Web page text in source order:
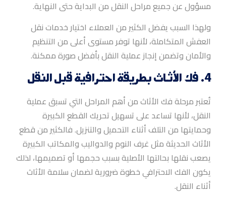
مسؤول عن جميع مراحل النقل من البداية حتى النهاية.
ولهذا السبب يفضل الكثير من العملاء اختيار خدمات نقل
العفش المتكاملة، لأنها توفر مستوى أعلى من التنظيم
والأمان وتضمن إنجاز عملية النقل بأفضل صورة ممكنة.
4. فك الأثاث بطريقة احترافية قبل النقل
تُعتبر مرحلة فك الأثاث من أهم المراحل التي تسبق عملية
النقل، لأنها تساعد على تسهيل تحريك القطع الكبيرة
وحمايتها من التلف أثناء التحميل والتنزيل. فالكثير من قطع
الأثاث الحديثة مثل غرف النوم والدواليب والمكاتب الكبيرة
يصعب نقلها بحالتها الأصلية بسبب حجمها أو تصميمها، لذلك
يكون الفك الاحترافي خطوة ضرورية لضمان سلامة الأثاث
أثناء النقل.